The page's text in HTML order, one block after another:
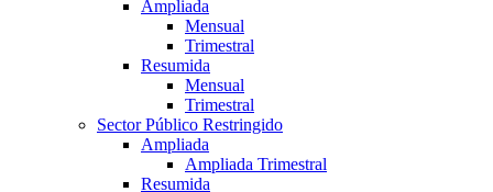
Ampliada
Mensual
Trimestral
Resumida
Mensual
Trimestral
Sector Público Restringido
Ampliada
Ampliada Trimestral
Resumida